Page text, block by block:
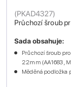
Průchozí šroub
(PKAD4327)
Sada obsahuje:
Průchozí šroub
22mm (AA1683 ,
Měděná podložka